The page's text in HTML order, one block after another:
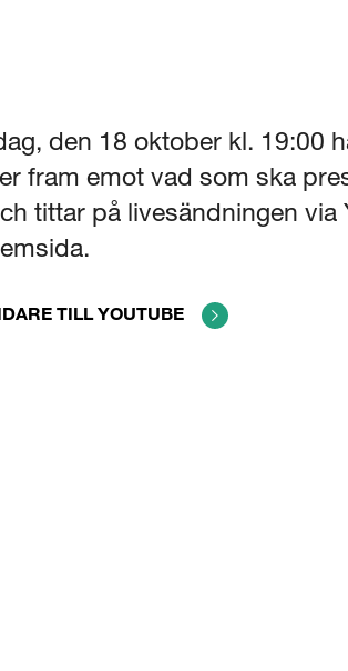
den 18 oktober kl. 19:00
fram emot vad som ska
tittar på livesändningen
TILL YOUTUBE